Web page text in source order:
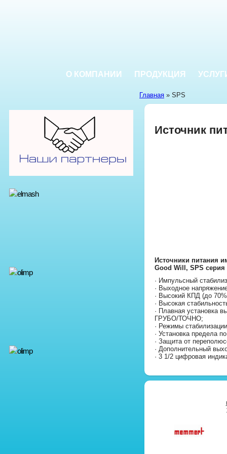
О КОМПАНИИ ПРОДУКЦИЯ
Главная » SPS
Источник
Источники питания
Good Will, SPS серия
· Импульсный
· Выходное
· Высокий КПД (до
· Высокая
· Плавная установка
ГРУБО/ТОЧНО;
· Режимы
· Установка предела
· Защита от
· Дополнительный
· 3 1/2 цифровая